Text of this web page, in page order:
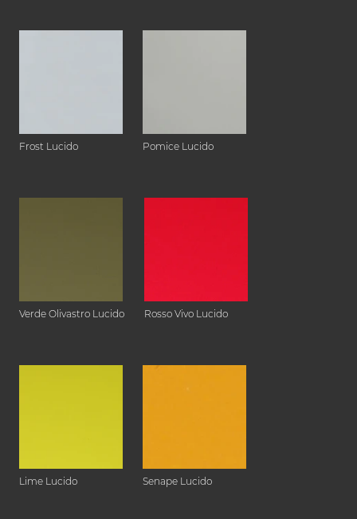
Frost Lucido Pomice Lucido
Verde Olivastro Lucido Rosso Vivo Lucido
Lime Lucido Senape Lucido